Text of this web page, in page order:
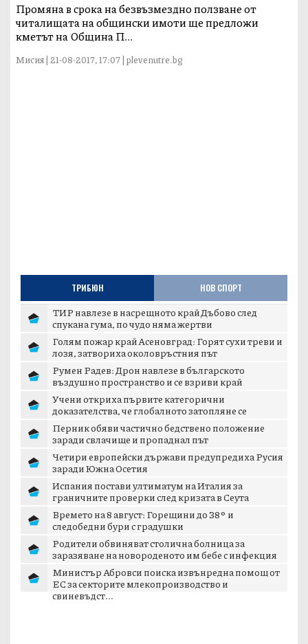
Промяна в срока на безвъзмездно ползване от
читалищата на общински имоти ще предложи
кметът на Община П...
Мисия | 21-08-2017, 17:07 | plevenutre.bg
ТРИБЮН НОВ СПОРТ
ТИР навлезе в насрещното край Дъбово след
спукана гума, по чудо няма жертви
Голям пожар край Асеновград: Горят сухи треви и
лозя, затвориха околовръстния път
Румен Радев: Дрон навлезе в българското
въздушно пространство и се взриви край
Учени откриха първите категорични
доказателства, че глобалното затопляне се
Перник обяви частично бедствено положение
заради свлачище и пропаднал път
Четири европейски държави предупредиха Русия
заради Южна Осетия
Испания постави ултиматум на Италия за
граничните проверки след кризата в Сеута
Времето на 8 август: Горещини до 38° и
следобедни бури с градушки
Родители обвиняват столична болница за
заразяване на новороденото им бебе с инфекция
Министър Абровси поиска извънредна помощ от
ЕС за секторите млекопроизводство и
свиневъдст...